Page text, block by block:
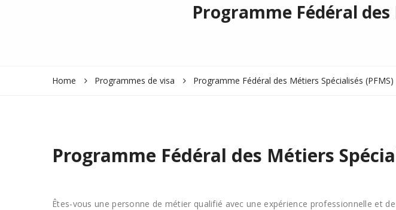
Programme Fédéral des
Home Programmes de visa Programme Fédéral des Métiers Spécialisés (PFMS)
Programme Fédéral des Métiers
Êtes-vous une personne de métier qualifié avec une expérience professionnelle et